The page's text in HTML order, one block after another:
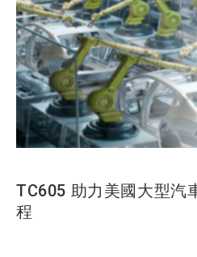
TC605 助力美國大型汽
程